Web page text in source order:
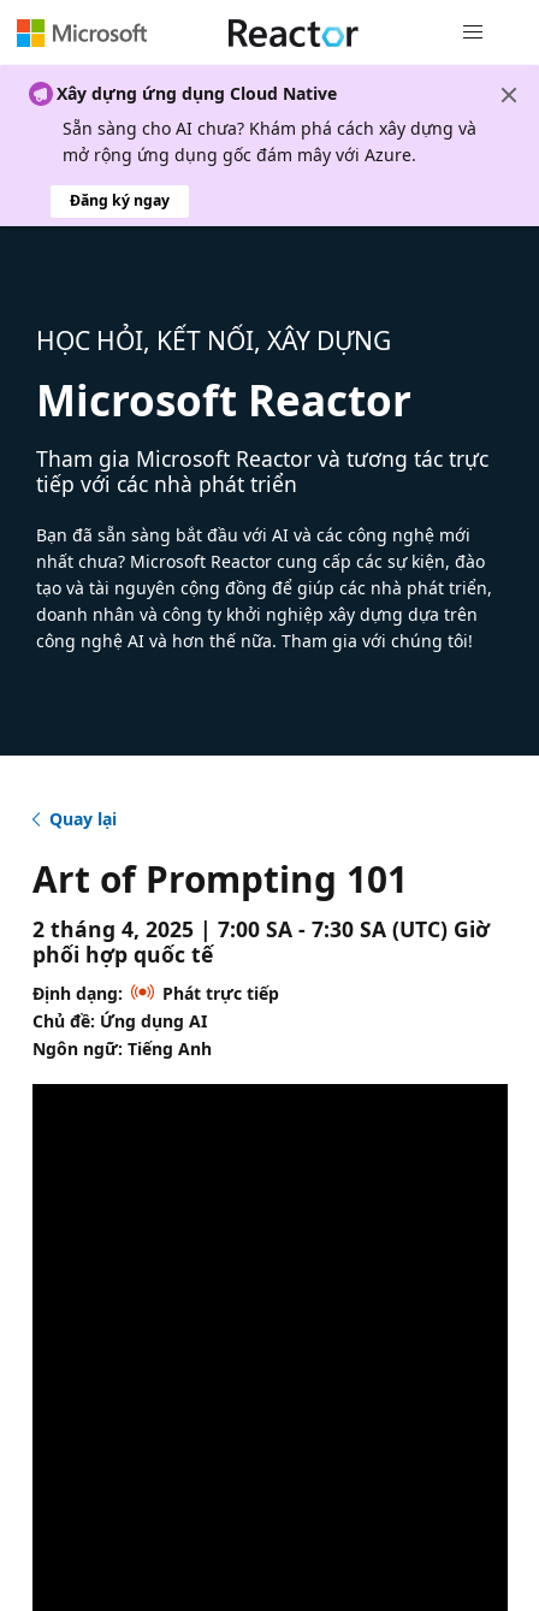
Xây dựng ứng dụng Cloud Native
Sẵn sàng cho AI chưa? Khám phá cách xây dựng và
mở rộng ứng dụng gốc đám mây với Azure.
Đăng ký ngay
HỌC HỎI, KẾT NỐI, XÂY DỰNG
Microsoft Reactor
Tham gia Microsoft Reactor và tương tác trực
tiếp với các nhà phát triển
Bạn đã sẵn sàng bắt đầu với AI và các công nghệ mới
nhất chưa? Microsoft Reactor cung cấp các sự kiện, đào
tạo và tài nguyên cộng đồng để giúp các nhà phát triển,
doanh nhân và công ty khởi nghiệp xây dựng dựa trên
công nghệ AI và hơn thế nữa. Tham gia với chúng tôi!
Quay lại
Art of Prompting 101
2 tháng 4, 2025 | 7:00 SA - 7:30 SA (UTC) Giờ
phối hợp quốc tế
Định dạng:
Phát trực tiếp
Chủ đề: Ứng dụng AI
Ngôn ngữ: Tiếng Anh